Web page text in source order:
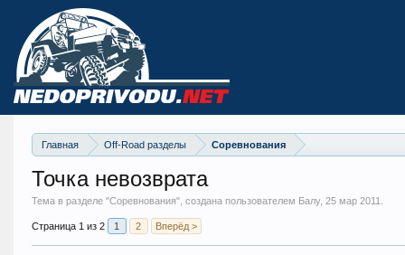
Главная Off-Road разделы Соревнования
Точка невозврата
Тема в разделе "Соревнования", создана пользователем Балу, 25 мар 2011
Страница 1 из 2 1 2 Вперёд >